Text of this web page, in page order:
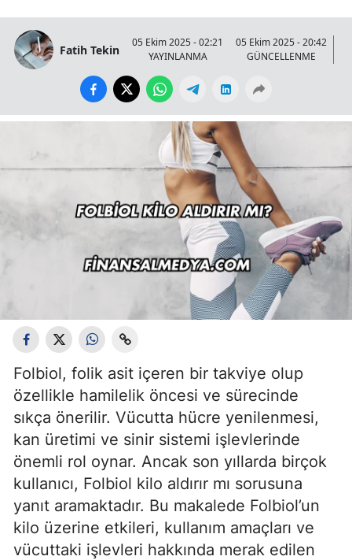
Fatih Tekin
05 Ekim 2025 - 02:21
YAYINLANMA
05 Ekim 2025 - 20:42
GÜNCELLENME
Folbiol, folik asit içeren bir takviye olup
özellikle hamilelik öncesi ve sürecinde
sıkça önerilir. Vücutta hücre yenilenmesi,
kan üretimi ve sinir sistemi işlevlerinde
önemli rol oynar. Ancak son yıllarda birçok
kullanıcı, Folbiol kilo aldırır mı sorusuna
yanıt aramaktadır. Bu makalede Folbiol’un
kilo üzerine etkileri, kullanım amaçları ve
vücuttaki işlevleri hakkında merak edilen